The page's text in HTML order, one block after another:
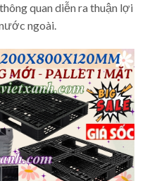
quan diễn ra thuận lợi
ngoài.